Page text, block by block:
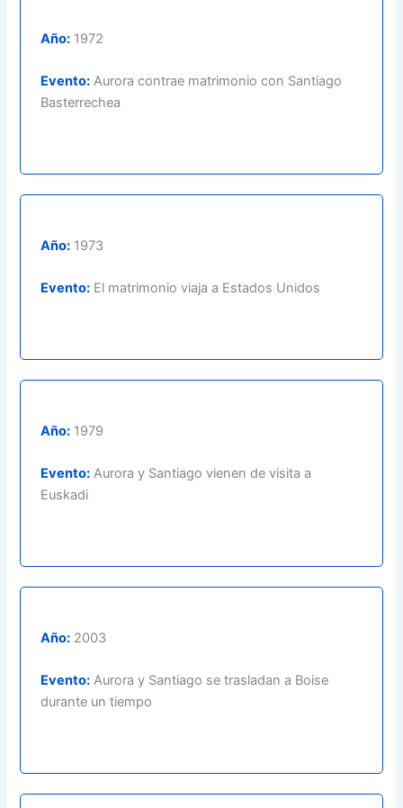
Año: 1972
Evento: Aurora contrae matrimonio con Santiago
Basterrechea
Año: 1973
Evento: El matrimonio viaja a Estados Unidos
Año: 1979
Evento: Aurora y Santiago vienen de visita a
Euskadi
Año: 2003
Evento: Aurora y Santiago se trasladan a Boise
durante un tiempo